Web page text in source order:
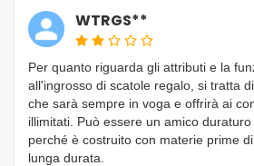
WTRGS**
Per quanto riguarda gli attributi e la
all'ingrosso di scatole regalo, si tratta
che sarà sempre in voga e offrirà ai
illimitati. Può essere un amico
perché è costruito con materie prime
lunga durata.